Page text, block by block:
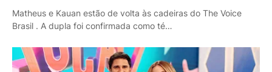
Matheus e Kauan estão de volta às cadeiras do The Voice
Brasil . A dupla foi confirmada como té…